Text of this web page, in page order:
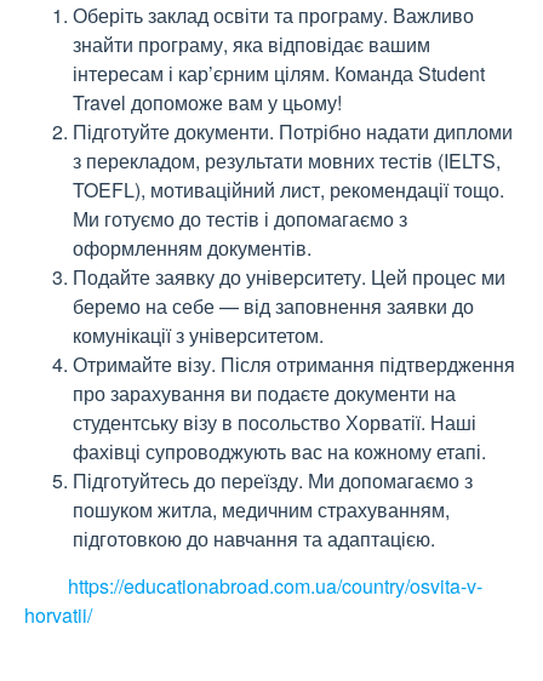
Оберіть заклад освіти та програму. Важливо
знайти програму, яка відповідає вашим
інтересам і кар’єрним цілям. Команда Student
Travel допоможе вам у цьому!
Підготуйте документи. Потрібно надати дипломи
з перекладом, результати мовних тестів (IELTS,
TOEFL), мотиваційний лист, рекомендації тощо.
Ми готуємо до тестів і допомагаємо з
оформленням документів.
Подайте заявку до університету. Цей процес ми
беремо на себе — від заповнення заявки до
комунікації з університетом.
Отримайте візу. Після отримання підтвердження
про зарахування ви подаєте документи на
студентську візу в посольство Хорватії. Наші
фахівці супроводжують вас на кожному етапі.
Підготуйтесь до переїзду. Ми допомагаємо з
пошуком житла, медичним страхуванням,
підготовкою до навчання та адаптацією.
https://educationabroad.com.ua/country/osvita-v-
horvatii/